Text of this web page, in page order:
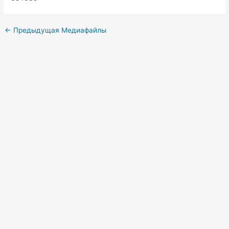
← Предыдущая Медиафайлы